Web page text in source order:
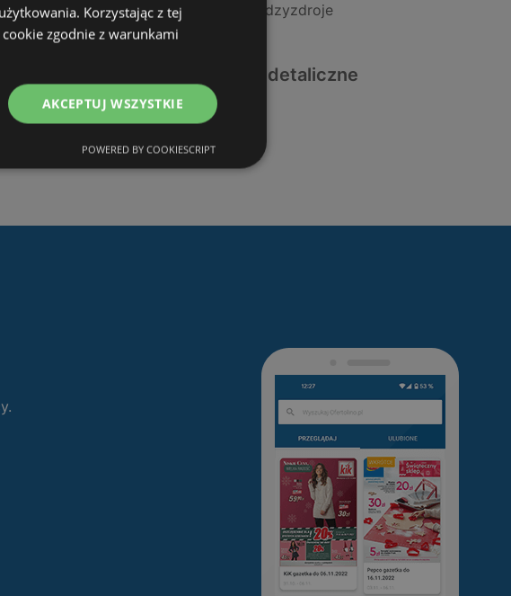
Sklepy TEDi w Międzyzdroje
Podobne sklepy detaliczne
Oferty Maxi Zoo
Oferty Pepco
Korzystając z tej
zgodnie z warunkami
AKCEPTUJ WSZYSTKIE
POWERED BY COOKIESCRIPT